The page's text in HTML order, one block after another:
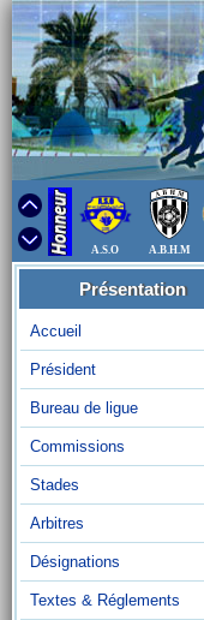
A.S.O A.B.H.M
Présentation
Accueil
Président
Bureau de ligue
Commissions
Stades
Arbitres
Désignations
Textes & Réglements